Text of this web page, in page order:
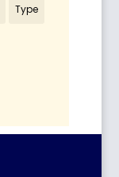
Type